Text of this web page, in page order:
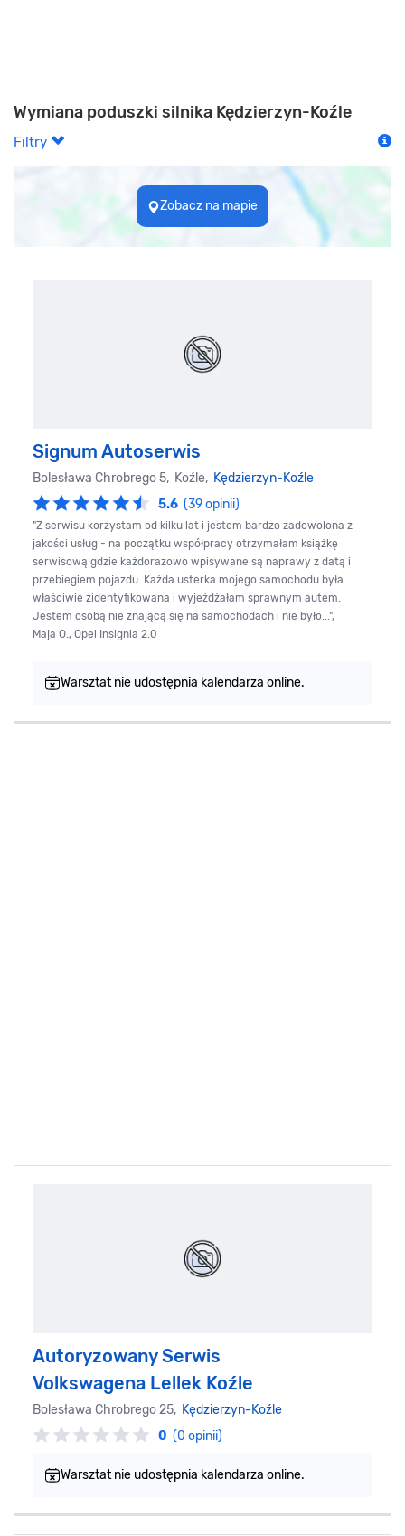
Wymiana poduszki silnika Kędzierzyn-Koźle
Filtry
Zobacz na mapie
Signum Autoserwis
Bolesława Chrobrego 5, Koźle, Kędzierzyn-Koźle
5.6 (39 opinii)
"Z serwisu korzystam od kilku lat i jestem bardzo zadowolona z
jakości usług - na początku współpracy otrzymałam książkę
serwisową gdzie każdorazowo wpisywane są naprawy z datą i
przebiegiem pojazdu. Każda usterka mojego samochodu była
właściwie zidentyfikowana i wyjeżdżałam sprawnym autem.
Jestem osobą nie znającą się na samochodach i nie było...",
Maja O., Opel Insignia 2.0
Warsztat nie udostępnia kalendarza online.
Autoryzowany Serwis
Volkswagena Lellek Koźle
Bolesława Chrobrego 25, Kędzierzyn-Koźle
0 (0 opinii)
Warsztat nie udostępnia kalendarza online.